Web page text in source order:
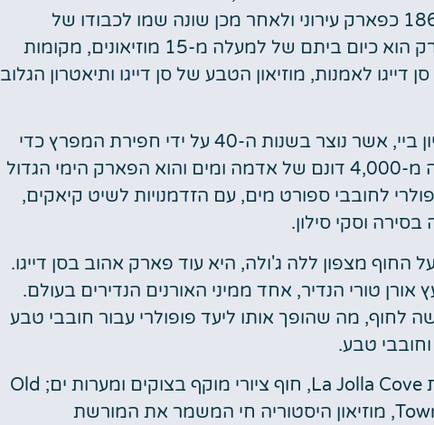
משלו. פארק בלבואה, למשל, הוקם בשנת 1868 כפארק עירוני ולאחר מכן שונה שמו לכבודו של
החוקר הספרדי ואסקו נוניז דה בלבואה. הפארק הוא כיום ביתם של למעלה מ-15 מוזיאונים, מקומות
דייגו לאמנות, מוזיאון הטבע של סן דייגו ותיאטרון הגלוב
פארק איקוני נוסף בסן דייגו הוא פארק מיסיון ביי, אשר נוצר בשנות ה-40 על ידי חפירת המפרץ כדי
ליצור קרקע. הפארק משתרע כיום על למעלה מ-4,000 דונם של אדמה ומים והוא הפארק הימי הגדול
לחובבי ספורט מים, עם הזדמנויות לשיט קיאקים,
בסירה וסקי סילון.
מצפון ללה ג'ולה, היא עוד פארק אהוב בסן דייגו.
1899 ובה נמצא עץ אורן טורי הנדיר, אחד ממיני האורנים הנדירים בעולם.
לחוף, מה שהופך אותו ליעד פופולרי עבור חובבי טבע
וחובבי טבע.
פארקים בולטים נוספים בסן דייגו כוללים את La Jolla Cove, חוף ציורי מוקף בצוקים ומערות ים; Old
Town San Diego State Historic Park, מוזיאון היסטוריה חי המשמר את המורשת